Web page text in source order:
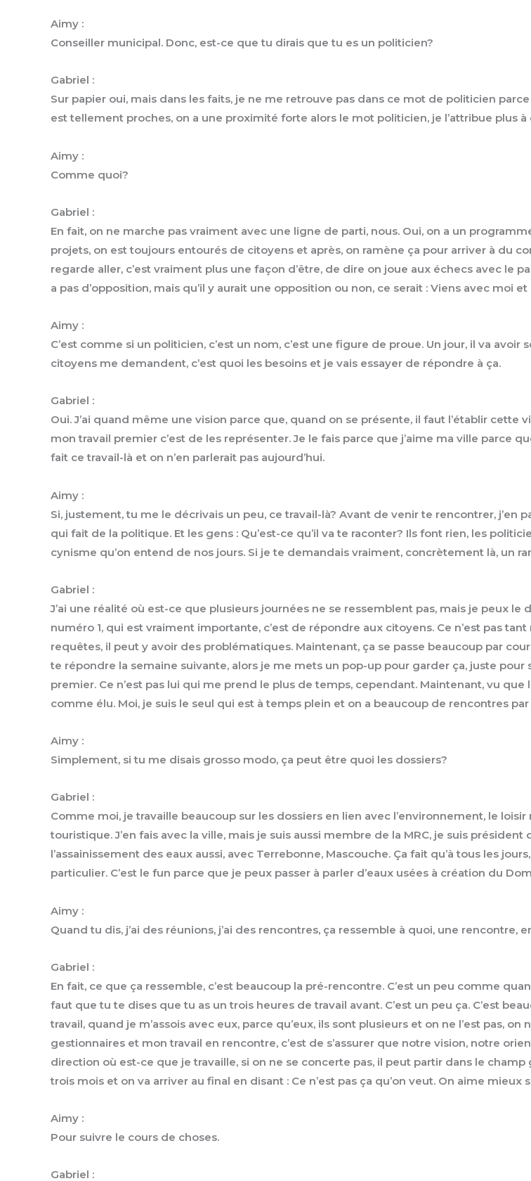
Aimy :
Conseiller municipal. Donc, est-ce que tu dirais que tu es un politicien?
Gabriel :
Sur papier oui, mais dans les faits, je ne me retrouve pas dans ce mot de politicien
est tellement proches, on a une proximité forte alors le mot politicien, je l’attribue plus à
Aimy :
Comme quoi?
Gabriel :
En fait, on ne marche pas vraiment avec une ligne de parti, nous. Oui, on a un
projets, on est toujours entourés de citoyens et après, on ramène ça pour arriver à du
regarde aller, c’est vraiment plus une façon d’être, de dire on joue aux échecs avec le
a pas d’opposition, mais qu’il y aurait une opposition ou non, ce serait : Viens avec moi
Aimy :
C’est comme si un politicien, c’est un nom, c’est une figure de proue. Un jour, il va
citoyens me demandent, c’est quoi les besoins et je vais essayer de répondre à ça.
Gabriel :
Oui. J’ai quand même une vision parce que, quand on se présente, il faut l’établir
mon travail premier c’est de les représenter. Je le fais parce que j’aime ma ville parce
fait ce travail-là et on n’en parlerait pas aujourd’hui.
Aimy :
Si, justement, tu me le décrivais un peu, ce travail-là? Avant de venir te rencontrer, j’en
qui fait de la politique. Et les gens : Qu’est-ce qu’il va te raconter? Ils font rien, les
cynisme qu’on entend de nos jours. Si je te demandais vraiment, concrètement là, un
Gabriel :
J’ai une réalité où est-ce que plusieurs journées ne se ressemblent pas, mais je peux le
numéro 1, qui est vraiment importante, c’est de répondre aux citoyens. Ce n’est pas
requêtes, il peut y avoir des problématiques. Maintenant, ça se passe beaucoup par
te répondre la semaine suivante, alors je me mets un pop-up pour garder ça, juste pour
premier. Ce n’est pas lui qui me prend le plus de temps, cependant. Maintenant, vu
comme élu. Moi, je suis le seul qui est à temps plein et on a beaucoup de rencontres
Aimy :
Simplement, si tu me disais grosso modo, ça peut être quoi les dossiers?
Gabriel :
Comme moi, je travaille beaucoup sur les dossiers en lien avec l’environnement, le
touristique. J’en fais avec la ville, mais je suis aussi membre de la MRC, je suis
l’assainissement des eaux aussi, avec Terrebonne, Mascouche. Ça fait qu’à tous les
particulier. C’est le fun parce que je peux passer à parler d’eaux usées à création du
Aimy :
Quand tu dis, j’ai des réunions, j’ai des rencontres, ça ressemble à quoi, une rencontre,
Gabriel :
En fait, ce que ça ressemble, c’est beaucoup la pré-rencontre. C’est un peu comme
faut que tu te dises que tu as un trois heures de travail avant. C’est un peu ça. C’est
travail, quand je m’assois avec eux, parce qu’eux, ils sont plusieurs et on ne l’est pas,
gestionnaires et mon travail en rencontre, c’est de s’assurer que notre vision, notre
direction où est-ce que je travaille, si on ne se concerte pas, il peut partir dans le
trois mois et on va arriver au final en disant : Ce n’est pas ça qu’on veut. On aime
Aimy :
Pour suivre le cours de choses.
Gabriel :